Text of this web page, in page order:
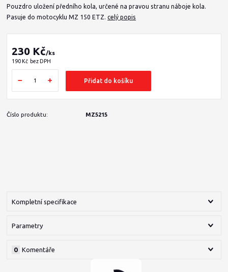
Pouzdro uložení předního kola, určené na pravou stranu náboje kola.
Pasuje do motocyklu MZ 150 ETZ.celý popis
230 Kč/ks
190 Kč bez DPH
Přidat do košíku
Číslo produktu: MZ5215
Kompletní specifikace
Parametry
Komentáře
0